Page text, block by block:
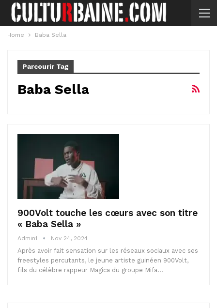
Home Baba Sella
Parcourir Tag
Baba Sella
900Volt touche les cœurs avec son titre
« Baba Sella »
Admin1 Nov 24, 2024
Après avoir fait sensation sur les réseaux sociaux avec ses
freestyles percutants, le jeune artiste guinéen 900Volt,
fils du célèbre rappeur Magica du groupe Mifa…